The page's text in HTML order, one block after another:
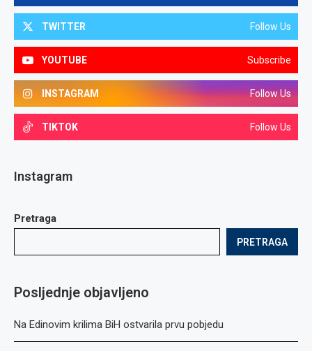
TWITTER Follow Us
YOUTUBE Subscribe
INSTAGRAM Follow Us
TIKTOK Follow Us
Instagram
Pretraga
PRETRAGA
Posljednje objavljeno
Na Edinovim krilima BiH ostvarila prvu pobjedu